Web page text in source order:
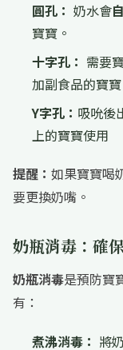
圓孔： 奶水會
寶寶。
十字孔： 需要
加副食品的寶寶
Y字孔： 吸吮後
上的寶寶使用
提醒： 如果寶寶喝
要更換奶嘴。
奶瓶消毒：確
奶瓶消毒是預防寶
有：
煮沸消毒： 將